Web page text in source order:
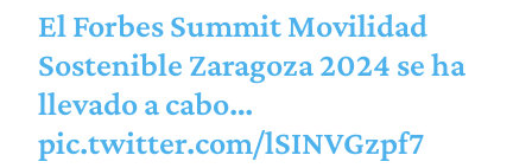
El Forbes Summit Movilidad
Sostenible Zaragoza 2024 se ha
llevado a cabo…
pic.twitter.com/lSINVGzpf7